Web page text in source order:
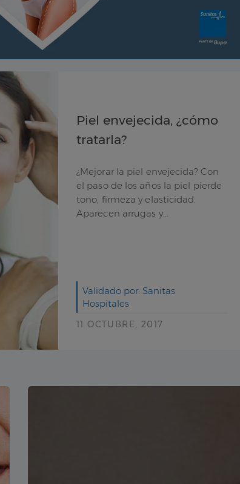
Piel envejecida, ¿cómo
tratarla?
¿Mejorar la piel envejecida? Con
el paso de los años la piel pierde
tono, firmeza y elasticidad.
Aparecen arrugas y...
Validado por: Sanitas
Hospitales
11 OCTUBRE, 2017